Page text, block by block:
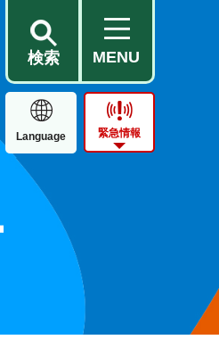
検索 MENU
戸籍 公営住宅
Language 緊急情報